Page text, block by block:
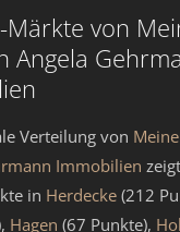
Märkte von
Angela
Verteilung von
Immobilien zeigt
in Herdecke (212
Hagen (67 Punkte),